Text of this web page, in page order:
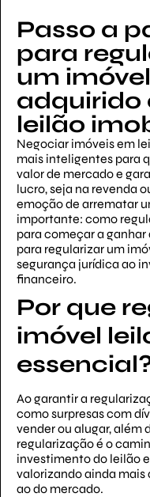
Passo a
para
um imóvel
adquirido
leilão
Negociar imóveis em
mais inteligentes para
valor de mercado e
lucro, seja na revenda
emoção de arrematar
importante: como
para começar a ganhar
para regularizar um
segurança jurídica ao
financeiro.
Por que
imóvel
Ao garantir a
como surpresas com
vender ou alugar, além
regularização é o
investimento do leilão
valorizando ainda
ao do mercado.